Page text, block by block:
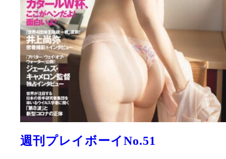
週刊プレイボーイNo.51